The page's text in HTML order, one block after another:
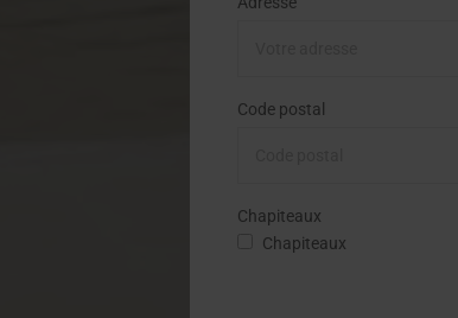
Code postal
Chapiteaux
Chapiteaux